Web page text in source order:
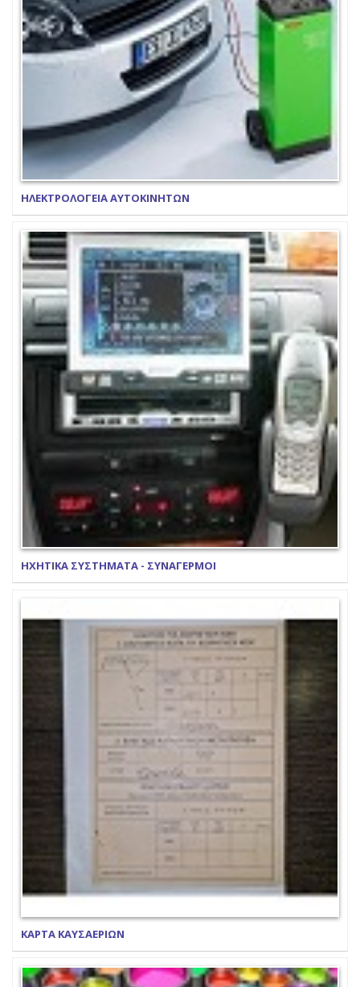
ΗΛΕΚΤΡΟΛΟΓΕΙΑ ΑΥΤΟΚΙΝΗΤΩΝ
ΗΧΗΤΙΚΑ ΣΥΣΤΗΜΑΤΑ - ΣΥΝΑΓΕΡΜΟΙ
ΚΑΡΤΑ ΚΑΥΣΑΕΡΙΩΝ